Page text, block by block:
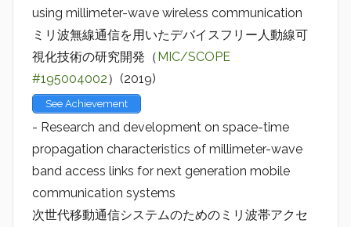
using millimeter-wave wireless communication
ミリ波無線通信を用いたデバイスフリー人動線可
視化技術の研究開発（MIC/SCOPE
#195004002）(2019)
See Achievement
- Research and development on space-time
propagation characteristics of millimeter-wave
band access links for next generation mobile
communication systems
次世代移動通信システムのためのミリ波帯アクセ